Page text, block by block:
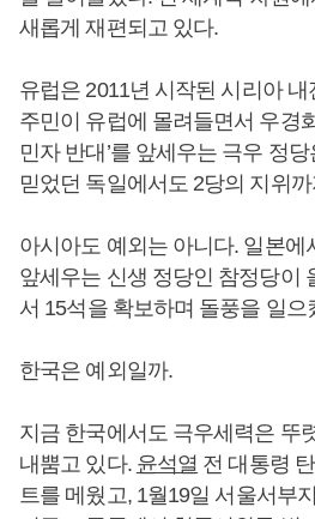
새롭게 재편되고 있다.
유럽은 2011년 시작된 시리아 내
주민이 유럽에 몰려들면서 우경
민자 반대’를 앞세우는 극우 정
믿었던 독일에서도 2당의 지위
아시아도 예외는 아니다. 일본에
앞세우는 신생 정당인 참정당이
서 15석을 확보하며 돌풍을 일으
한국은 예외일까.
지금 한국에서도 극우세력은 뚜
내뿜고 있다. 윤석열 전 대통령
트를 메웠고, 1월19일 서울서부